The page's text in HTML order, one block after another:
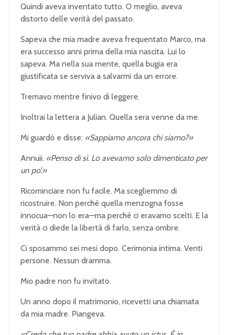
Quindi aveva inventato tutto. O meglio, aveva
distorto delle verità del passato.
Sapeva che mia madre aveva frequentato Marco, ma
era successo anni prima della mia nascita. Lui lo
sapeva. Ma nella sua mente, quella bugia era
giustificata se serviva a salvarmi da un errore.
Tremavo mentre finivo di leggere.
Inoltrai la lettera a Julian. Quella sera venne da me.
Mi guardò e disse: «Sappiamo ancora chi siamo?»
Annuii. «Penso di sì. Lo avevamo solo dimenticato per
un po’.»
Ricominciare non fu facile. Ma scegliemmo di
ricostruire. Non perché quella menzogna fosse
innocua—non lo era—ma perché ci eravamo scelti. E la
verità ci diede la libertà di farlo, senza ombre.
Ci sposammo sei mesi dopo. Cerimonia intima. Venti
persone. Nessun dramma.
Mio padre non fu invitato.
Un anno dopo il matrimonio, ricevetti una chiamata
da mia madre. Piangeva.